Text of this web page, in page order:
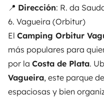
📍 Dirección: R. da
6. Vagueira (Orbitur)
El Camping Orbitur
más populares para
por la Costa de Plata.
Vagueira, este parque
espaciosas y bien